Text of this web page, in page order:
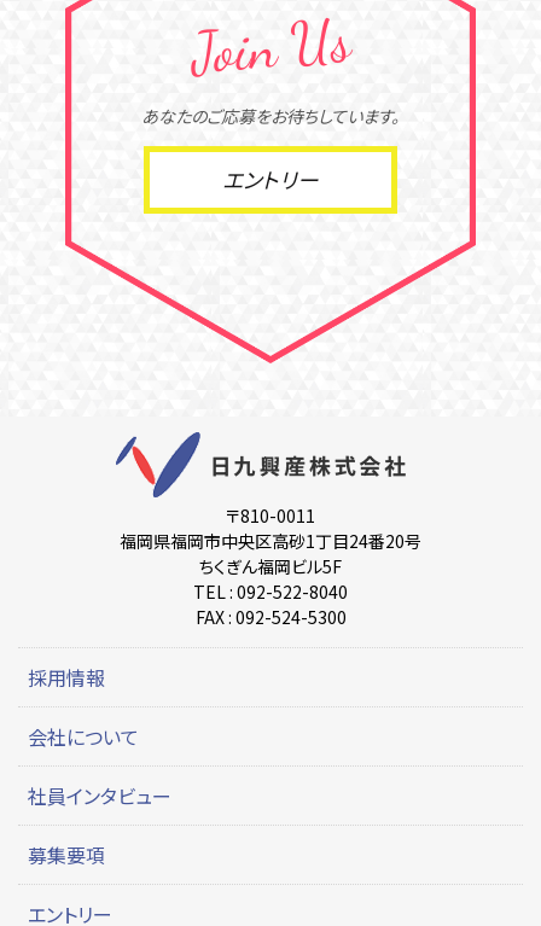
専門学校卒19万円～
大学卒21万円～
中途採用25万円～
建築施工管理技士(あれば尚可)
休日・休暇
週休二日制（土曜日、日曜日）、祝日、
特別休暇(配偶者出産休暇など)
諸手当等
Join Us
あなたのご応募をお待ちしています。
エントリー
〒810-0011
福岡県福岡市中央区高砂1丁目24番20号
ちくぎん福岡ビル5F
TEL : 092-522-8040
FAX : 092-524-5300
採用情報
会社について
社員インタビュー
募集要項
エントリー